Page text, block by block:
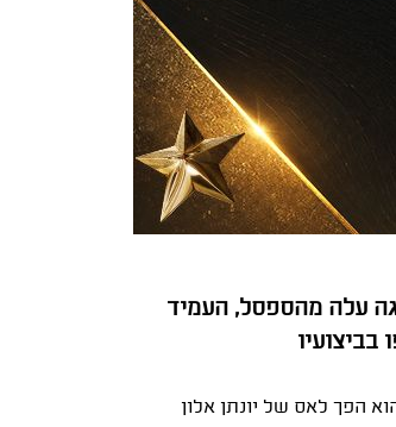
מ־20 המשחקים שלו בליגה עלה מהספסל, העמיד
הפך לאס של יונתן אלון